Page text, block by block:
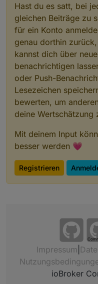
Hast du es satt, bei
gleichen Beiträge zu
für ein Konto
genau dorthin
kannst dich über
benachrichtigen
oder Push-
Lesezeichen
bewerten, um
deine Wertschätzung
Mit deinem Input
besser werden 💗
Registrieren
Impressum
ioBroker